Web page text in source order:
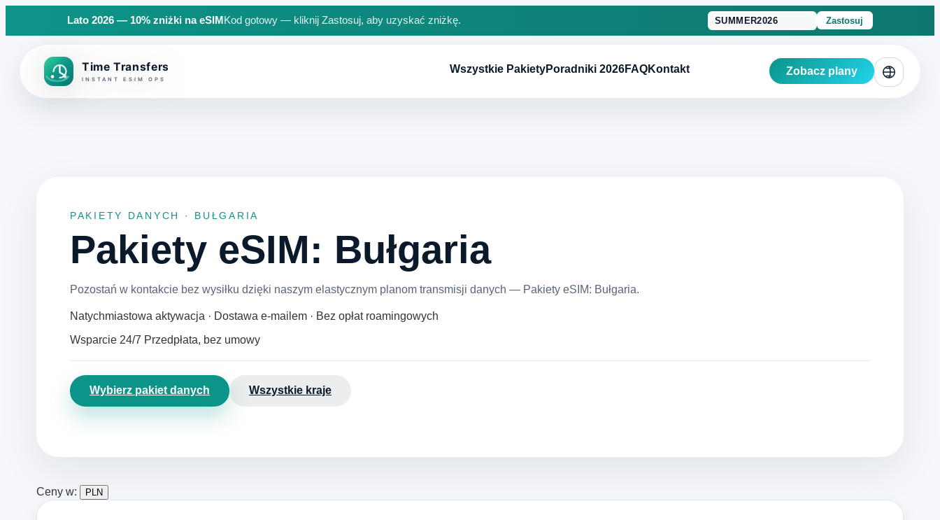
Lato 2026 — 10% zniżki na eSIM Kod gotowy — kliknij Zastosuj, aby uzyskać zniżkę. Zastosuj
Back to top
Wszystkie PakietyPoradniki 2026FAQKontakt Zobacz plany
PAKIETY DANYCH · BUŁGARIA
Pakiety eSIM: Bułgaria
Pozostań w kontakcie bez wysiłku dzięki naszym elastycznym planom transmisji danych — Pakiety eSIM: Bułgaria.
Natychmiastowa aktywacja · Dostawa e‑mailem · Bez opłat roamingowych
Wsparcie 24/7 Przedpłata, bez umowy
Wybierz pakiet danych Wszystkie kraje
Ceny w: PLN